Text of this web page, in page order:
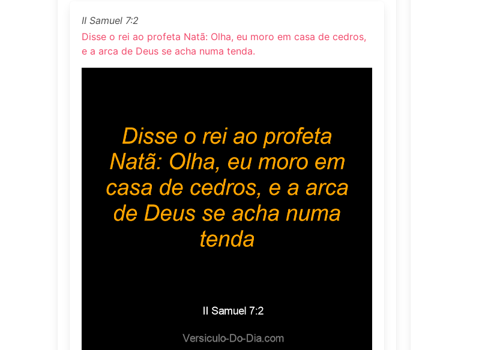
II Samuel 7:2
Disse o rei ao profeta Natã: Olha, eu moro em casa de cedros,
e a arca de Deus se acha numa tenda.